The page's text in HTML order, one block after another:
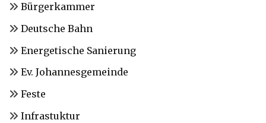
Bürgerkammer
Deutsche Bahn
Energetische Sanierung
Ev. Johannesgemeinde
Feste
Infrastuktur